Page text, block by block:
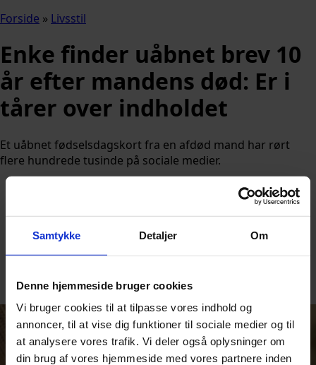
Samtykke Detaljer Om
Denne hjemmeside bruger cookies
Vi bruger cookies til at tilpasse vores indhold og
annoncer, til at vise dig funktioner til sociale medier og til
at analysere vores trafik. Vi deler også oplysninger om
din brug af vores hjemmeside med vores partnere inden
Forside » Livsstil
Enke finder uåbnet brev 10
år efter mandens død: Er i
tårer over indholdet
Et uåbnet fødselsdagskort fra en afdød mand har rørt
flere hundrede tusinde på sociale medier.
AfNicolai Ohlsen
Udgivet:23. juni 2026 kl. 16:57